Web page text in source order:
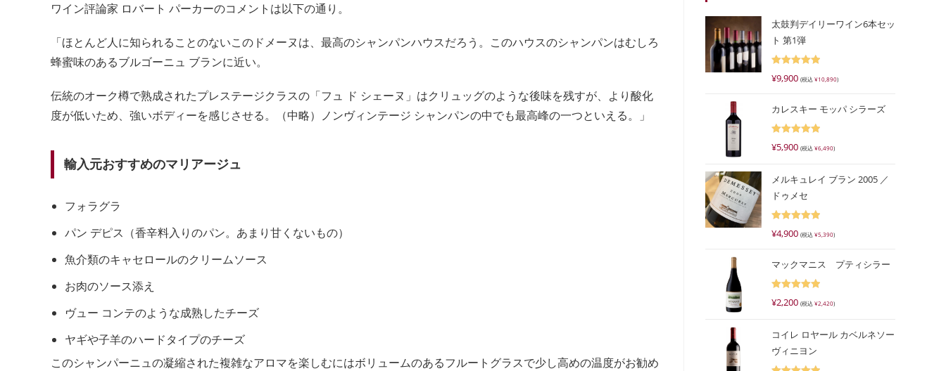
ワイン評論家 ロバート パーカーのコメントは以下の通り。
「ほとんど人に知られることのないこのドメーヌは、最高のシャンパンハウスだろう。このハウスのシャンパンはむしろ
蜂蜜味のあるブルゴーニュ ブランに近い。
伝統のオーク樽で熟成されたプレステージクラスの「フュ ド シェーヌ」はクリュッグのような後味を残すが、より酸化
度が低いため、強いボディーを感じさせる。（中略）ノンヴィンテージ シャンパンの中でも最高峰の一つといえる。」
輸入元おすすめのマリアージュ
フォラグラ
パン デピス（香辛料入りのパン。あまり甘くないもの）
魚介類のキャセロールのクリームソース
お肉のソース添え
ヴュー コンテのような成熟したチーズ
ヤギや子羊のハードタイプのチーズ
このシャンパーニュの凝縮された複雑なアロマを楽しむにはボリュームのあるフルートグラスで少し高めの温度がお勧め
太鼓判デイリーワイン6本セッ
ト 第1弾
¥9,900 (税込 ¥10,890)
カレスキー モッパ シラーズ
¥5,900 (税込 ¥6,490)
メルキュレイ ブラン 2005 ／
ドゥメセ
¥4,900 (税込 ¥5,390)
マックマニス プティシラー
¥2,200 (税込 ¥2,420)
コイレ ロヤール カベルネソー
ヴィニヨン